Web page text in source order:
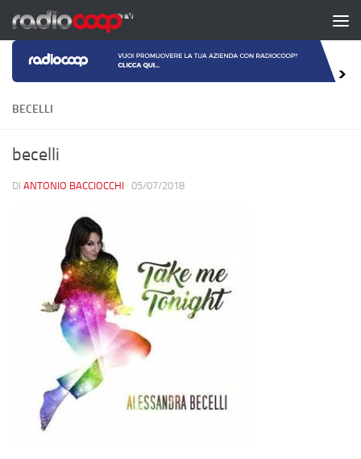
Salta al contenuto
BECELLI
becelli
DI ANTONIO BACCIOCCHI · 05/07/2018